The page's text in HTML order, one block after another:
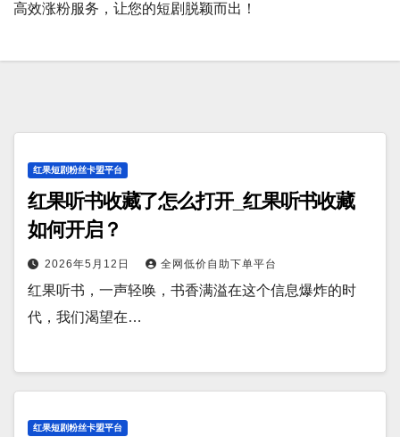
高效涨粉服务，让您的短剧脱颖而出！
红果短剧粉丝卡盟平台
红果听书收藏了怎么打开_红果听书收藏
如何开启？
2026年5月12日 全网低价自助下单平台
红果听书，一声轻唤，书香满溢在这个信息爆炸的时
代，我们渴望在…
红果短剧粉丝卡盟平台